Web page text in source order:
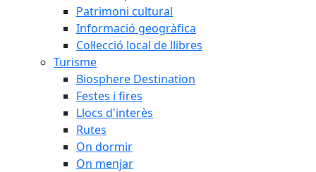
Patrimoni cultural
Informació geogràfica
Col·lecció local de llibres
Turisme
Biosphere Destination
Festes i fires
Llocs d'interès
Rutes
On dormir
On menjar